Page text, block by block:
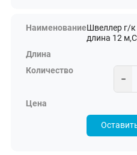
Швеллер г/к
длина 12
−